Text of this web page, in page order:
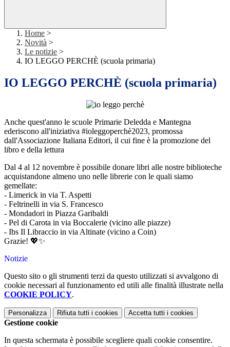
Home >
Novità >
Le notizie >
IO LEGGO PERCHÈ (scuola primaria)
IO LEGGO PERCHÈ (scuola primaria)
Anche quest'anno le scuole Primarie Deledda e Mantegna
ederiscono all'iniziativa #ioleggoperchè2023, promossa
dall'Associazione Italiana Editori, il cui fine è la promozione del
libro e della lettura
Dal 4 al 12 novembre è possibile donare libri alle nostre biblioteche
acquistandone almeno uno nelle librerie con le quali siamo
gemellate:
- Limerick in via T. Aspetti
- Feltrinelli in via S. Francesco
- Mondadori in Piazza Garibaldi
- Pel di Carota in via Boccalerie (vicino alle piazze)
- Ibs Il Libraccio in via Altinate (vicino a Coin)
Grazie! 💖✨
Notizie
Questo sito o gli strumenti terzi da questo utilizzati si avvalgono di
cookie necessari al funzionamento ed utili alle finalità illustrate nella
COOKIE POLICY.
Personalizza Rifiuta tutti i cookies Accetta tutti i cookies
Gestione cookie
In questa schermata è possibile scegliere quali cookie consentire.